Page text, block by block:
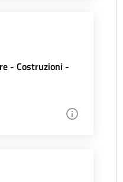
- Costruzioni -